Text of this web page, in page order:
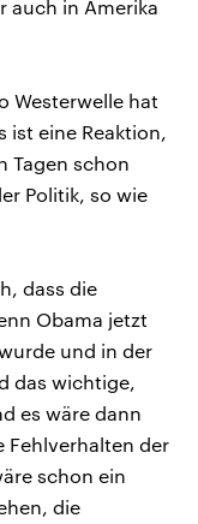
auch in Amerika
Westerwelle hat
ist eine Reaktion,
Tagen schon
Politik, so wie
dass die
Obama jetzt
und in der
das wichtige,
es wäre dann
Fehlverhalten der
schon ein
die